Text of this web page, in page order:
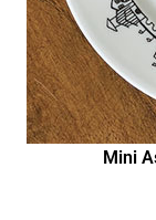
Mini